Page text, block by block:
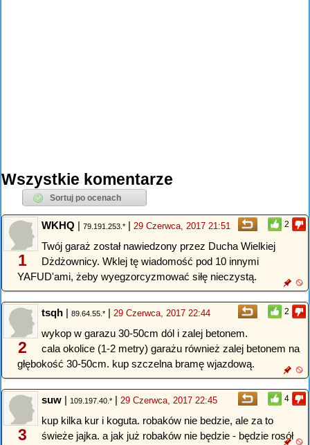
Wszystkie komentarze
2
1
WKHQ | 79.191.253.* | 29 Czerwca, 2017 21:51
Twój garaż został nawiedzony przez Ducha Wielkiej
Dżdżownicy. Wklej tę wiadomość pod 10 innymi
YAFUD'ami, żeby wyegzorcyzmować siłę nieczystą.
2
2
tsqh | 89.64.55.* | 29 Czerwca, 2017 22:44
wykop w garazu 30-50cm dól i zalej betonem.
cala okolice (1-2 metry) garażu również zalej betonem na
głębokość 30-50cm. kup szczelna bramę wjazdową.
4
3
suw | 109.197.40.* | 29 Czerwca, 2017 22:45
kup kilka kur i koguta. robaków nie bedzie, ale za to
świeże jajka. a jak już robaków nie będzie - będzie rosół